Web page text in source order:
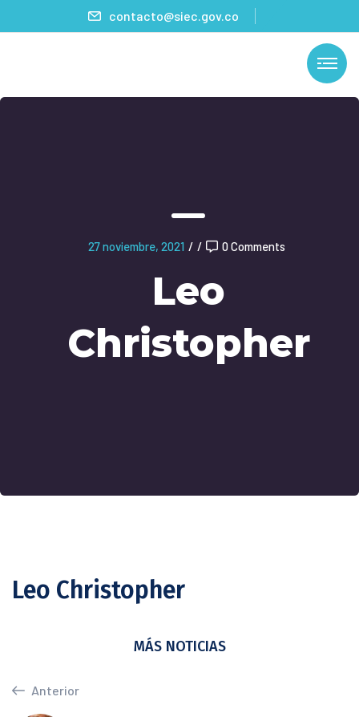
contacto@siec.gov.co
27 noviembre, 2021 / / 0 Comments
Leo
Christopher
Leo Christopher
MÁS NOTICIAS
Anterior